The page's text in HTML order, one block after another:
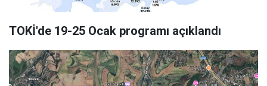
TOKİ'de 19-25 Ocak programı açıklandı